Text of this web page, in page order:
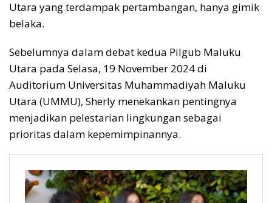
Utara yang terdampak pertambangan, hanya gimik
belaka.
Sebelumnya dalam debat kedua Pilgub Maluku
Utara pada Selasa, 19 November 2024 di
Auditorium Universitas Muhammadiyah Maluku
Utara (UMMU), Sherly menekankan pentingnya
menjadikan pelestarian lingkungan sebagai
prioritas dalam kepemimpinannya.